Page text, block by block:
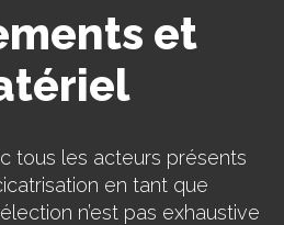
et
tous les acteurs présents
en tant que
n’est pas exhaustive